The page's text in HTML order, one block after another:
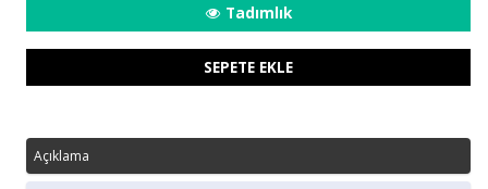
Tadımlık
SEPETE EKLE
Açıklama